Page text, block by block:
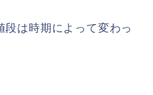
は時期によって変わっ